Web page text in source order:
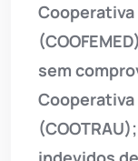
Cooperativa
sem